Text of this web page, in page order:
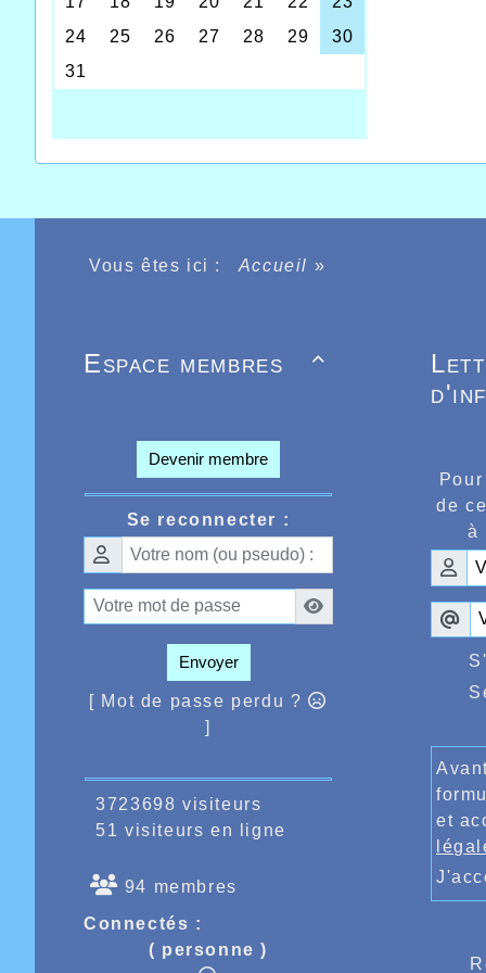
les
leur
ou
notre
bon
la
senior
C’est
est
très
Enfin
ème
Il faut
Voilà,
saison
Vous êtes ici : Accueil »

Espace membres
Devenir membre
Se reconnecter :
Envoyer
[ Mot de passe perdu ?
]
3723698 visiteurs
51 visiteurs en ligne
94 membres
Connectés :
( personne )
de
à
et